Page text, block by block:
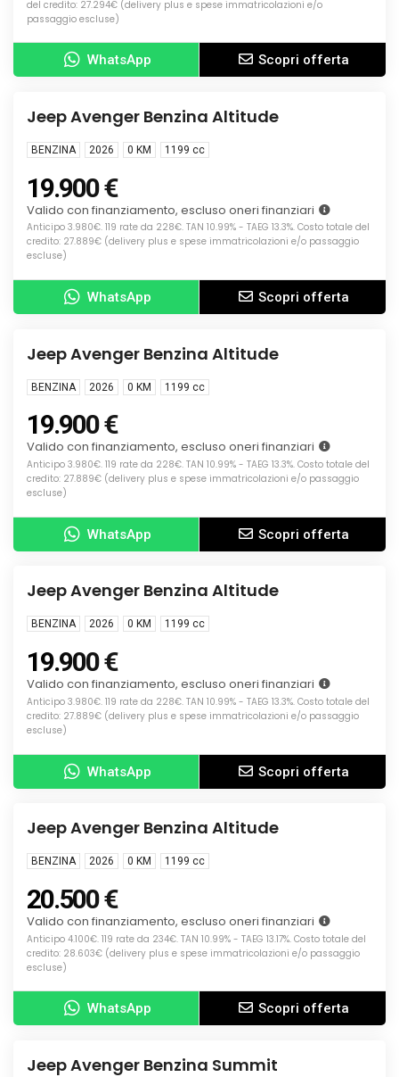
del credito: 27.294€ (delivery plus e spese immatricolazioni e/o
passaggio escluse)
WhatsApp Scopri offerta
KM0
Info
Jeep Avenger Benzina Altitude
BENZINA 2026 0 KM 1199 cc
19.900 €
Valido con finanziamento, escluso oneri finanziari
Anticipo 3.980€. 119 rate da 228€. TAN 10.99% - TAEG 13.3%. Costo totale del
credito: 27.889€ (delivery plus e spese immatricolazioni e/o passaggio
escluse)
WhatsApp Scopri offerta
KM0
Info
Jeep Avenger Benzina Altitude
BENZINA 2026 0 KM 1199 cc
19.900 €
Valido con finanziamento, escluso oneri finanziari
Anticipo 3.980€. 119 rate da 228€. TAN 10.99% - TAEG 13.3%. Costo totale del
credito: 27.889€ (delivery plus e spese immatricolazioni e/o passaggio
escluse)
WhatsApp Scopri offerta
KM0
Info
Jeep Avenger Benzina Altitude
BENZINA 2026 0 KM 1199 cc
19.900 €
Valido con finanziamento, escluso oneri finanziari
Anticipo 3.980€. 119 rate da 228€. TAN 10.99% - TAEG 13.3%. Costo totale del
credito: 27.889€ (delivery plus e spese immatricolazioni e/o passaggio
escluse)
WhatsApp Scopri offerta
KM0
Info
Jeep Avenger Benzina Altitude
BENZINA 2026 0 KM 1199 cc
20.500 €
Valido con finanziamento, escluso oneri finanziari
Anticipo 4.100€. 119 rate da 234€. TAN 10.99% - TAEG 13.17%. Costo totale del
credito: 28.603€ (delivery plus e spese immatricolazioni e/o passaggio
escluse)
WhatsApp Scopri offerta
KM0
Info
Jeep Avenger Benzina Summit